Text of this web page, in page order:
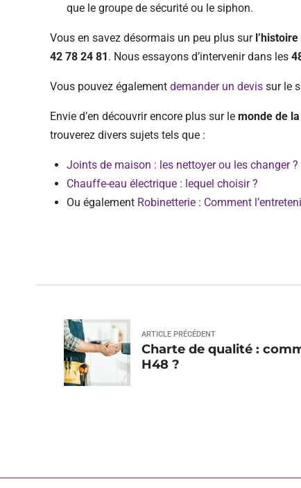
que le groupe de sécurité ou le siphon.
Vous en savez désormais un peu plus surl’histoire
42 78 24 81. Nous essayons d’intervenir dans les
Vous pouvez également demander un devis sur le
Envie d’en découvrir encore plus sur le monde de
trouverez divers sujets tels que :
Joints de maison : les nettoyer ou les changer ?
Chauffe-eau électrique : lequel choisir ?
Ou également Robinetterie : Comment
ARTICLE PRÉCÉDENT
Charte de qualité :
H48 ?